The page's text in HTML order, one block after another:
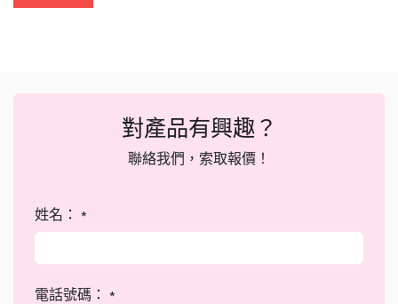
對產品有興趣？
聯絡我們，索取報價！
姓名： *
電話號碼： *